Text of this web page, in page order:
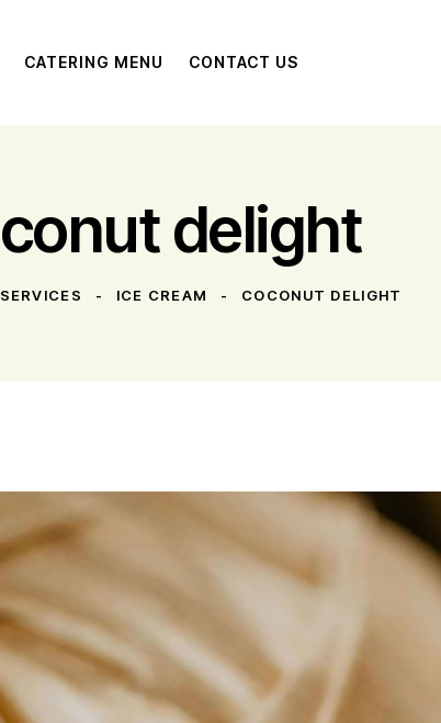
CATERING MENU CONTACT US
delight
ICE CREAM COCONUT DELIGHT